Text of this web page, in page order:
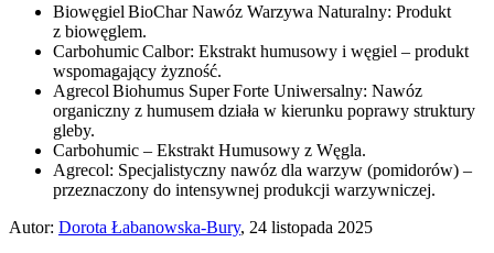
Biowęgiel BioChar Nawóz Warzywa Naturalny: Produkt
z biowęglem.
Carbohumic Calbor: Ekstrakt humusowy i węgiel – produkt
wspomagający żyzność.
Agrecol Biohumus Super Forte Uniwersalny: Nawóz
organiczny z humusem działa w kierunku poprawy struktury
gleby.
Carbohumic – Ekstrakt Humusowy z Węgla.
Agrecol: Specjalistyczny nawóz dla warzyw (pomidorów) –
przeznaczony do intensywnej produkcji warzywniczej.
Autor: Dorota Łabanowska-Bury, 24 listopada 2025